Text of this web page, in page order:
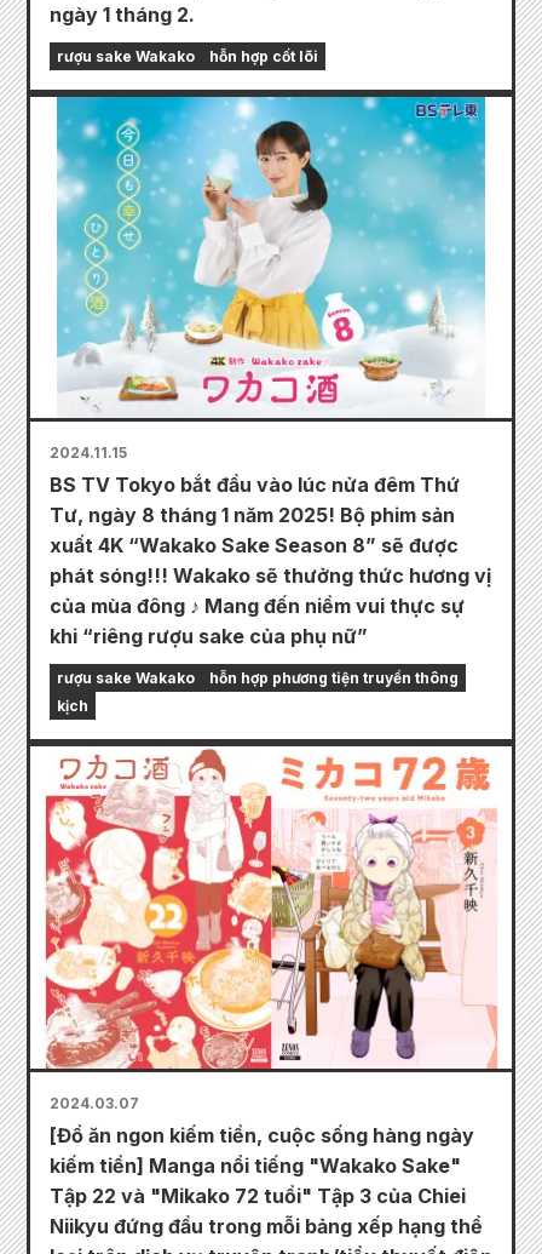
ngày 1 tháng 2.
rượu sake Wakako hỗn hợp cốt lõi
2024.11.15
BS TV Tokyo bắt đầu vào lúc nửa đêm Thứ
Tư, ngày 8 tháng 1 năm 2025! Bộ phim sản
xuất 4K “Wakako Sake Season 8” sẽ được
phát sóng!!! Wakako sẽ thưởng thức hương vị
của mùa đông ♪ Mang đến niềm vui thực sự
khi “riêng rượu sake của phụ nữ”
rượu sake Wakako
hỗn hợp phương tiện truyền thông
kịch
2024.03.07
[Đồ ăn ngon kiếm tiền, cuộc sống hàng ngày
kiếm tiền] Manga nổi tiếng "Wakako Sake"
Tập 22 và "Mikako 72 tuổi" Tập 3 của Chiei
Niikyu đứng đầu trong mỗi bảng xếp hạng thể